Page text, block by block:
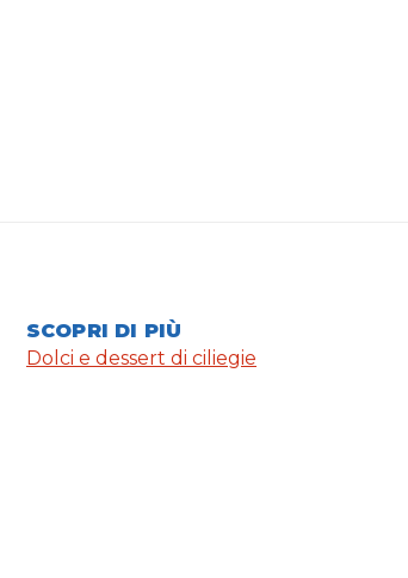
SCOPRI DI PIÙ
Dolci e dessert di ciliegie